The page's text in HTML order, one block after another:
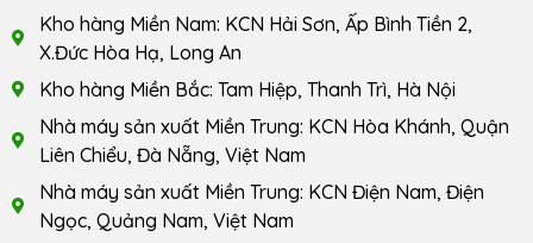
Kho hàng Miền Nam: KCN Hải Sơn, Ấp Bình Tiền 2,
X.Đức Hòa Hạ, Long An
Kho hàng Miền Bắc: Tam Hiệp, Thanh Trì, Hà Nội
Nhà máy sản xuất Miền Trung: KCN Hòa Khánh, Quận
Liên Chiểu, Đà Nẵng, Việt Nam
Nhà máy sản xuất Miền Trung: KCN Điện Nam, Điện
Ngọc, Quảng Nam, Việt Nam